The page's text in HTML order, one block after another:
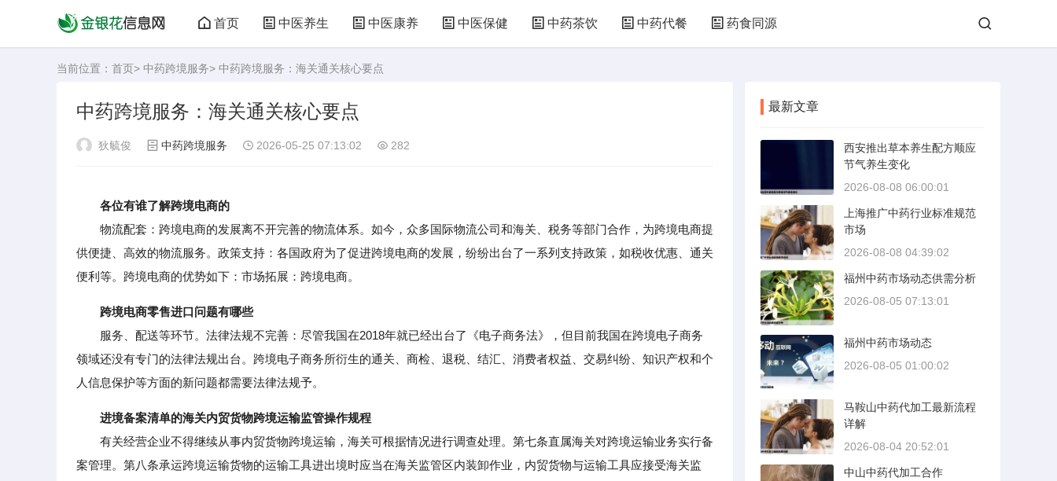
首页 中医养生 中医康养 中医保健 中药茶饮 中药代餐 药食同源
当前位置： 首页> 中药跨境服务> 中药跨境服务：海关通关核心要点
中药跨境服务：海关通关核心要点
狄毓俊 中药跨境服务 2026-05-25 07:13:02 282
各位有谁了解跨境电商的
物流配套：跨境电商的发展离不开完善的物流体系。如今，众多国际物流公司和海关、税务等部门合作，为跨境电商提
供便捷、高效的物流服务。政策支持：各国政府为了促进跨境电商的发展，纷纷出台了一系列支持政策，如税收优惠、通关
便利等。跨境电商的优势如下：市场拓展：跨境电商。
跨境电商零售进口问题有哪些
服务、配送等环节。法律法规不完善：尽管我国在2018年就已经出台了《电子商务法》，但目前我国在跨境电子商务
领域还没有专门的法律法规出台。跨境电子商务所衍生的通关、商检、退税、结汇、消费者权益、交易纠纷、知识产权和个
人信息保护等方面的新问题都需要法律法规予。
进境备案清单的海关内贸货物跨境运输监管操作规程
有关经营企业不得继续从事内贸货物跨境运输，海关可根据情况进行调查处理。第七条直属海关对跨境运输业务实行备
案管理。第八条承运跨境运输货物的运输工具进出境时应当在海关监管区内装卸作业，内贸货物与运输工具应接受海关监
最新文章
西安推出草本养生配方顺应
节气养生变化
2026-08-08 06:00:01
上海推广中药行业标准规范
市场
2026-08-08 04:39:02
福州中药市场动态供需分析
2026-08-05 07:13:01
福州中药市场动态
2026-08-05 01:00:02
马鞍山中药代加工最新流程
详解
2026-08-04 20:52:01
中山中药代加工合作